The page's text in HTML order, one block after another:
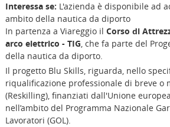
Interessa se: L'azienda è disponibile ad
ambito della nautica da diporto
In partenza a Viareggio il Corso di
arco elettrico - TIG, che fa parte del
della nautica da diporto.
Il progetto Blu Skills, riguarda, nello
riqualificazione professionale di breve o
(Reskilling), finanziati dall'Unione
nell’ambito del Programma Nazionale
Lavoratori (GOL).